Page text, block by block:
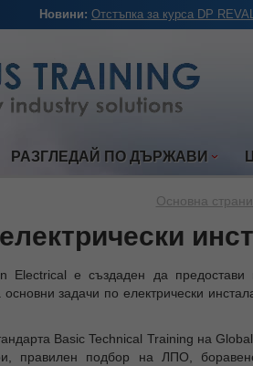
Новини: Отстъпка за курса DP
РАЗГЛЕДАЙ ПО ДЪРЖАВИ
Основна
Electrical е създаден да предостави
задачи по електрически
Basic Technical Training на
правилен подбор на ЛПО,